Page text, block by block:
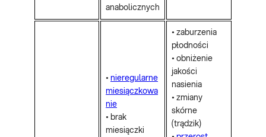
anabolicznych
• nieregularne
miesiączkowa
nie
• brak
miesiączki
• zaburzenia
płodności
• obniżenie
jakości
nasienia
• zmiany
skórne
(trądzik)